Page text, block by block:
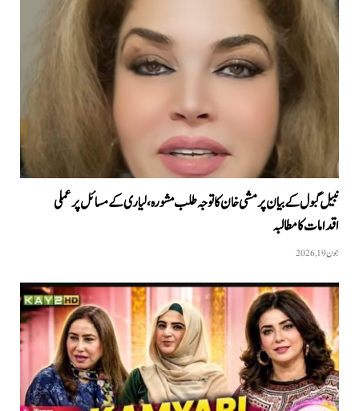
نبیل گبول کے بیان پر مشی خان کا توجہ طلب مشورہ، لیاری کے مسائل پر عملی
اقدامات کا مطالبہ
جون 19, 2026